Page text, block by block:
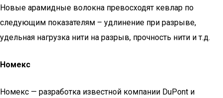
Новые арамидные волокна превосходят кевлар по
следующим показателям – удлинение при разрыве,
удельная нагрузка нити на разрыв, прочность нити и т.д.
Номекс
Номекс — разработка известной компании DuPont и